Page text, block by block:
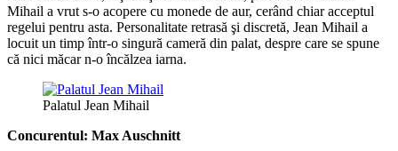
Mihail a vrut s-o acopere cu monede de aur, cerând chiar acceptul
regelui pentru asta. Personalitate retrasă şi discretă, Jean Mihail a
locuit un timp într-o singură cameră din palat, despre care se spune
că nici măcar n-o încălzea iarna.
Palatul Jean Mihail
Concurentul: Max Auschnitt